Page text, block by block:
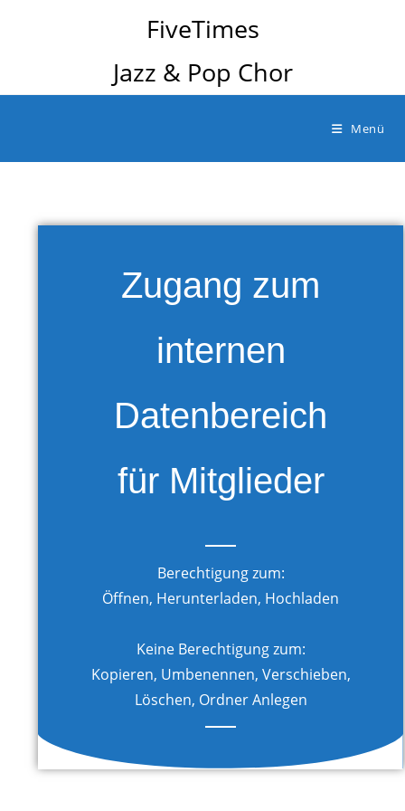
FiveTimes
Jazz & Pop Chor
Menü
Zugang zum
internen
Datenbereich
für Mitglieder
Berechtigung zum:
Öffnen, Herunterladen, Hochladen
Keine Berechtigung zum:
Kopieren, Umbenennen, Verschieben,
Löschen, Ordner Anlegen